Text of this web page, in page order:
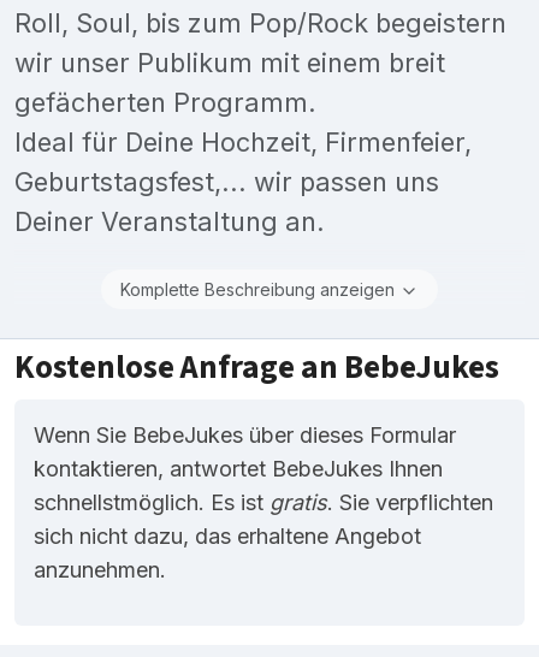
Roll, Soul, bis zum Pop/Rock begeistern
wir unser Publikum mit einem breit
gefächerten Programm.
Ideal für Deine Hochzeit, Firmenfeier,
Geburtstagsfest,... wir passen uns
Deiner Veranstaltung an.
Komplette Beschreibung anzeigen
Kostenlose Anfrage an BebeJukes
Wenn Sie BebeJukes über dieses Formular
kontaktieren, antwortet BebeJukes Ihnen
schnellstmöglich. Es ist gratis. Sie verpflichten
sich nicht dazu, das erhaltene Angebot
anzunehmen.